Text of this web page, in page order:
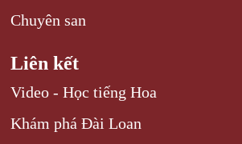
Chuyên san
Liên kết
Video - Học tiếng Hoa
Khám phá Đài Loan